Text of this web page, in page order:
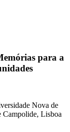
para a
Nova de
Campolide, Lisboa